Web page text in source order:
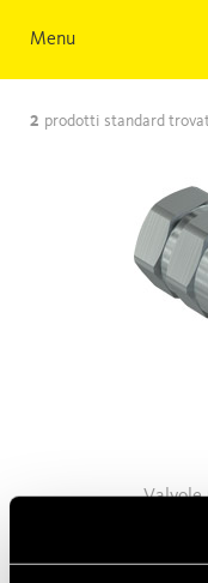
Menu
2 prodotti standard